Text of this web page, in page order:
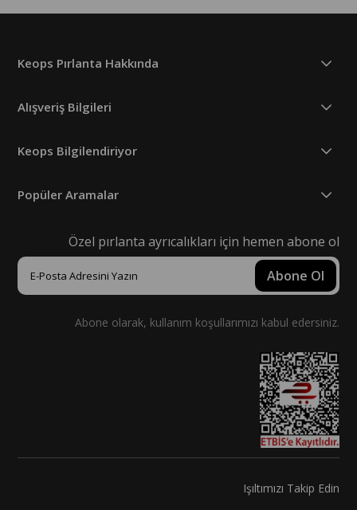
Keops Pırlanta Hakkında
Alışveriş Bilgileri
Keops Bilgilendiriyor
Popüler Aramalar
Özel pırlanta ayrıcalıkları için hemen abone ol
Abone Ol
Abone olarak, kullanım koşullarımızı kabul edersiniz.
Işıltımızı Takip Edin